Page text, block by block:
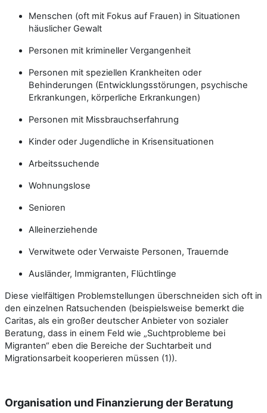
Menschen (oft mit Fokus auf Frauen) in Situationen
häuslicher Gewalt
Personen mit krimineller Vergangenheit
Personen mit speziellen Krankheiten oder
Behinderungen (Entwicklungsstörungen, psychische
Erkrankungen, körperliche Erkrankungen)
Personen mit Missbrauchserfahrung
Kinder oder Jugendliche in Krisensituationen
Arbeitssuchende
Wohnungslose
Senioren
Alleinerziehende
Verwitwete oder Verwaiste Personen, Trauernde
Ausländer, Immigranten, Flüchtlinge
Diese vielfältigen Problemstellungen überschneiden sich oft in
den einzelnen Ratsuchenden (beispielsweise bemerkt die
Caritas, als ein großer deutscher Anbieter von sozialer
Beratung, dass in einem Feld wie „Suchtprobleme bei
Migranten“ eben die Bereiche der Suchtarbeit und
Migrationsarbeit kooperieren müssen (1)).
Organisation und Finanzierung der Beratung